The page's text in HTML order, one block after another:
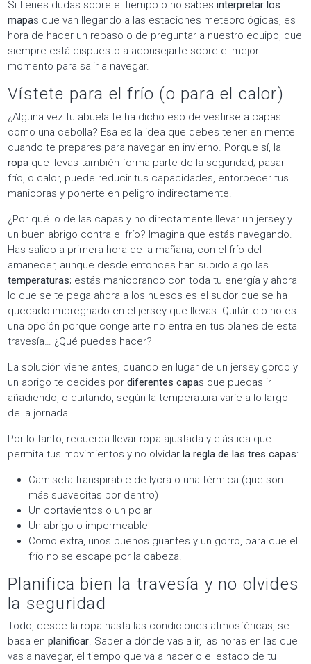
Si tienes dudas sobre el tiempo o no sabes interpretar los
mapas que van llegando a las estaciones meteorológicas, es
hora de hacer un repaso o de preguntar a nuestro equipo, que
siempre está dispuesto a aconsejarte sobre el mejor
momento para salir a navegar.
Vístete para el frío (o para el calor)
¿Alguna vez tu abuela te ha dicho eso de vestirse a capas
como una cebolla? Esa es la idea que debes tener en mente
cuando te prepares para navegar en invierno. Porque sí, la
ropa que llevas también forma parte de la seguridad; pasar
frío, o calor, puede reducir tus capacidades, entorpecer tus
maniobras y ponerte en peligro indirectamente.
¿Por qué lo de las capas y no directamente llevar un jersey y
un buen abrigo contra el frío? Imagina que estás navegando.
Has salido a primera hora de la mañana, con el frío del
amanecer, aunque desde entonces han subido algo las
temperaturas; estás maniobrando con toda tu energía y ahora
lo que se te pega ahora a los huesos es el sudor que se ha
quedado impregnado en el jersey que llevas. Quitártelo no es
una opción porque congelarte no entra en tus planes de esta
travesía… ¿Qué puedes hacer?
La solución viene antes, cuando en lugar de un jersey gordo y
un abrigo te decides pordiferentes capas que puedas ir
añadiendo, o quitando, según la temperatura varíe a lo largo
de la jornada.
Por lo tanto, recuerda llevar ropa ajustada y elástica que
permita tus movimientos y no olvidar la regla de las tres capas:
Camiseta transpirable de lycra o una térmica (que son
más suavecitas por dentro)
Un cortavientos o un polar
Un abrigo o impermeable
Como extra, unos buenos guantes y un gorro, para que el
frío no se escape por la cabeza.
Planifica bien la travesía y no olvides
la seguridad
Todo, desde la ropa hasta las condiciones atmosféricas, se
basa enplanificar. Saber a dónde vas a ir, las horas en las que
vas a navegar, el tiempo que va a hacer o el estado de tu